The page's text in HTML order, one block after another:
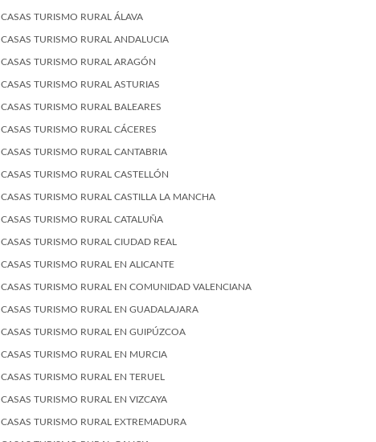
CASAS TURISMO RURAL ÁLAVA
CASAS TURISMO RURAL ANDALUCIA
CASAS TURISMO RURAL ARAGÓN
CASAS TURISMO RURAL ASTURIAS
CASAS TURISMO RURAL BALEARES
CASAS TURISMO RURAL CÁCERES
CASAS TURISMO RURAL CANTABRIA
CASAS TURISMO RURAL CASTELLÓN
CASAS TURISMO RURAL CASTILLA LA MANCHA
CASAS TURISMO RURAL CATALUÑA
CASAS TURISMO RURAL CIUDAD REAL
CASAS TURISMO RURAL EN ALICANTE
CASAS TURISMO RURAL EN COMUNIDAD VALENCIANA
CASAS TURISMO RURAL EN GUADALAJARA
CASAS TURISMO RURAL EN GUIPÚZCOA
CASAS TURISMO RURAL EN MURCIA
CASAS TURISMO RURAL EN TERUEL
CASAS TURISMO RURAL EN VIZCAYA
CASAS TURISMO RURAL EXTREMADURA